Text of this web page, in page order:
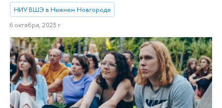
НИУ ВШЭ в Нижнем Новгороде
6 октября, 2023 г.